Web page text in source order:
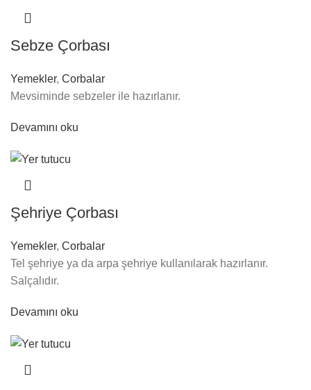
Sebze Çorbası
Yemekler, Corbalar
Mevsiminde sebzeler ile hazırlanır.
Devamını oku
Şehriye Çorbası
Yemekler, Corbalar
Tel şehriye ya da arpa şehriye kullanılarak hazırlanır.
Salçalıdır.
Devamını oku